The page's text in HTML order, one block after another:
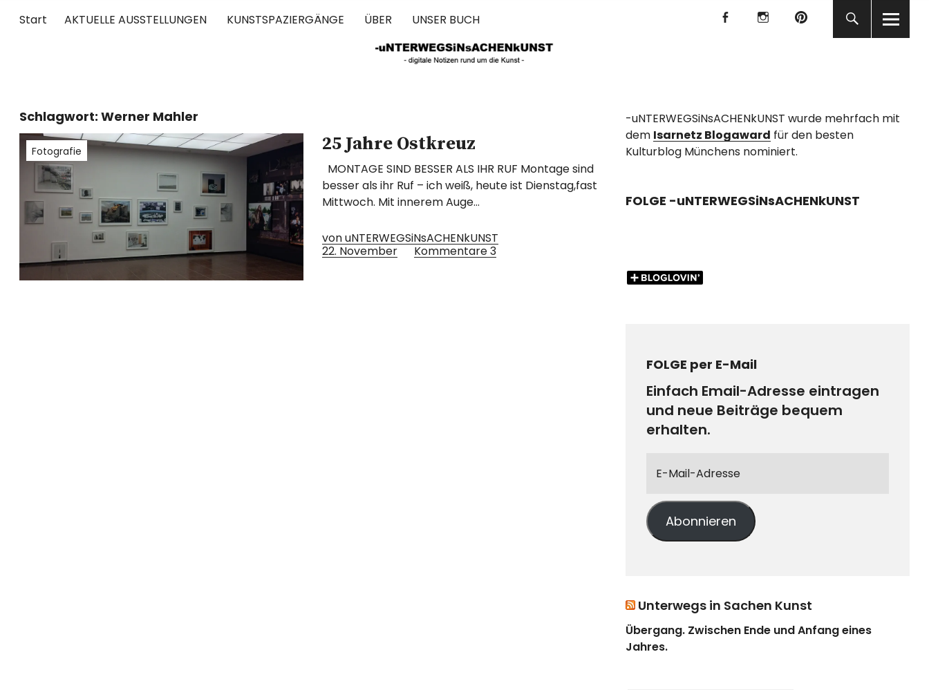
Start AKTUELLE AUSSTELLUNGEN KUNSTSPAZIERGÄNGE ÜBER UNSER BUCH
UNTERWEGS IN SACHEN KUNST
f I P
Schlagwort: Werner Mahler
Fotografie 25 Jahre Ostkreuz
MONTAGE SIND BESSER ALS IHR RUF Montage sind
besser als ihr Ruf – ich weiß, heute ist Dienstag,fast
Mittwoch. Mit innerem Auge…
von uNTERWEGSiNsACHENkUNST
22. November
Kommentare3
-uNTERWEGSiNsACHENkUNST wurde mehrfach mit
dem Isarnetz Blogaward für den besten
Kulturblog Münchens nominiert.
FOLGE -uNTERWEGSiNsACHENkUNST
FOLGE per E-Mail
Einfach Email-Adresse eintragen
und neue Beiträge bequem
erhalten.
Abonnieren
Unterwegs in Sachen Kunst
Übergang. Zwischen Ende und Anfang eines
Jahres.